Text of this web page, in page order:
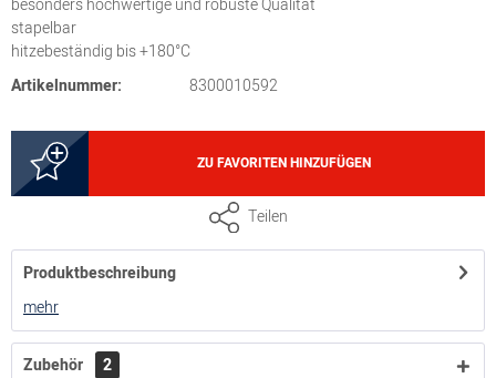
stapelbar
hitzebeständig bis +180°C
Artikelnummer:
8300010592
ZU FAVORITEN HINZUFÜGEN
Teilen
Produktbeschreibung
mehr
Zubehör 2